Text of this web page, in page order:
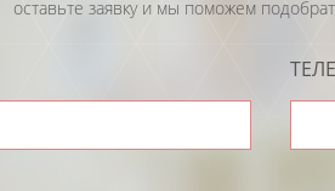
оставьте заявку и мы поможем